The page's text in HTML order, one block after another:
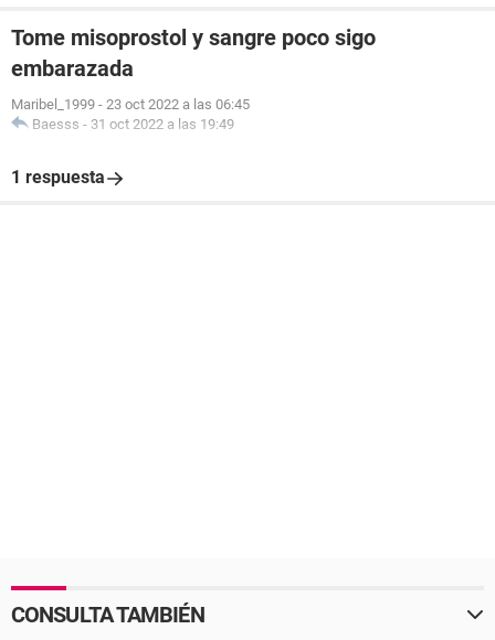
Tome misoprostol y sangre poco sigo
embarazada
Maribel_1999 - 23 oct 2022 a las 06:45
Baesss - 31 oct 2022 a las 19:49
1 respuesta
CONSULTA TAMBIÉN